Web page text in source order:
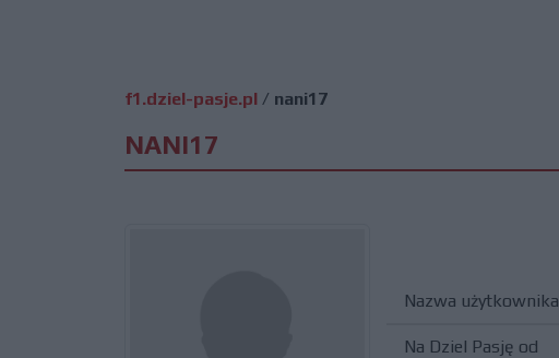
f1.dziel-pasje.pl / nani17
NANI17
Nazwa użytkownika
Na Dziel Pasję od